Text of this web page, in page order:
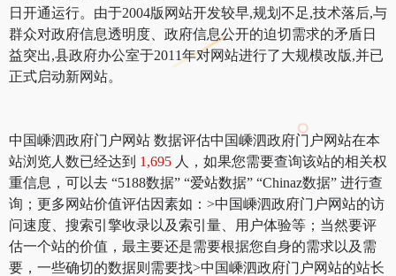
日开通运行。由于2004版网站开发较早,规划不足,技术落后,与
群众对政府信息透明度、政府信息公开的迫切需求的矛盾日
益突出,县政府办公室于2011年对网站进行了大规模改版,并已
正式启动新网站。
中国嵊泗政府门户网站 数据评估中国嵊泗政府门户网站在本
站浏览人数已经达到 1,695 人，如果您需要查询该站的相关权
重信息，可以去 “5188数据” “爱站数据” “Chinaz数据” 进行查
询；更多网站价值评估因素如：>中国嵊泗政府门户网站的访
问速度、搜索引擎收录以及索引量、用户体验等；当然要评
估一个站的价值，最主要还是需要根据您自身的需求以及需
要，一些确切的数据则需要找>中国嵊泗政府门户网站的站长